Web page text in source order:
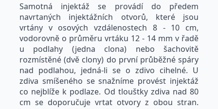
Samotná injektáž se provádí do předem
navrtaných injektážních otvorů, které jsou
vrtány v osových vzdálenostech 8 - 10 cm,
vodorovně o průměru vrtáku 12 - 14 mm v řadě
u podlahy (jedna clona) nebo šachovitě
rozmístěné (dvě clony) do první průběžné spáry
nad podlahou, jedná-li se o zdivo cihelné. U
zdiva smíšeného se snažníme provést injektáž
co nejblíže k podlaze. Od tlouštky zdiva nad 80
cm se doporučuje vrtat otvory z obou stran.